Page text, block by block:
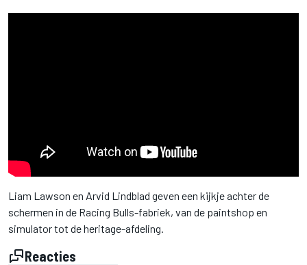
Liam Lawson en Arvid Lindblad geven een kijkje achter de
schermen in de Racing Bulls-fabriek, van de paintshop en
simulator tot de heritage-afdeling.
Reacties